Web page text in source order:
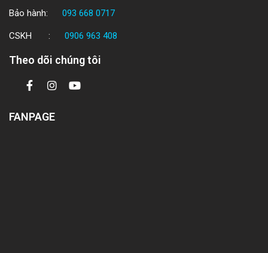
Bảo hành: 093 668 0717
CSKH : 0906 963 408
Theo dõi chúng tôi
FANPAGE